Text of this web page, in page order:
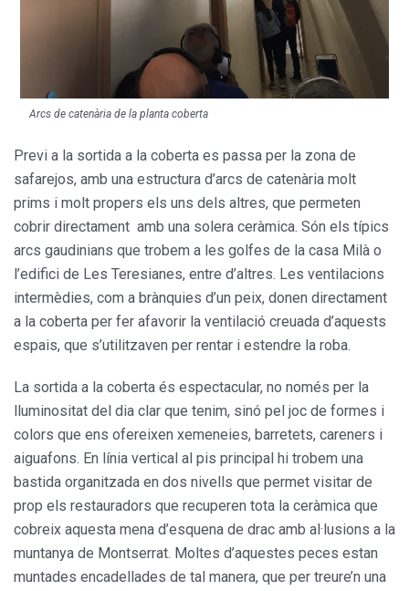
Arcs de catenària de la planta coberta
Previ a la sortida a la coberta es passa per la zona de
safarejos, amb una estructura d’arcs de catenària molt
prims i molt propers els uns dels altres, que permeten
cobrir directament amb una solera cerà­mica. Són els típics
arcs gaudinians que trobem a les golfes de la casa Milà o
l’edifici de Les Teresianes, entre d’altres. Les ventilacions
intermèdies, com a brànquies d’un peix, donen directament
a la coberta per fer afavorir la ventilació creuada d’aquests
espais, que s’utilitzaven per rentar i estendre la roba.
La sortida a la coberta és espec­tacular, no només per la
lluminosi­tat del dia clar que tenim, sinó pel joc de formes i
colors que ens ofe­reixen xemeneies, barretets, care­ners i
aiguafons. En línia vertical al pis principal hi trobem una
bastida organitzada en dos nivells que per­met visitar de
prop els restauradors que recuperen tota la ceràmica que
cobreix aquesta mena d’esquena de drac amb al·lusions a la
muntanya de Montserrat. Moltes d’aquestes peces estan
muntades encadella­des de tal manera, que per treure’n una